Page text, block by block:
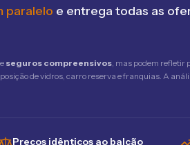
paralelo e entrega todas as
seguros compreensivos, mas podem refletir
de vidros, carro reserva e franquias. A
Preços idênticos ao balcão